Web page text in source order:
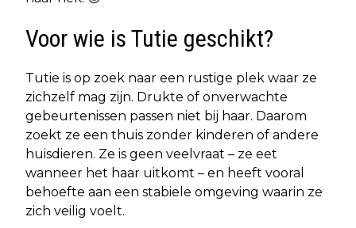
Voor wie is Tutie geschikt?
Tutie is op zoek naar een rustige plek waar ze
zichzelf mag zijn. Drukte of onverwachte
gebeurtenissen passen niet bij haar. Daarom
zoekt ze een thuis zonder kinderen of andere
huisdieren. Ze is geen veelvraat – ze eet
wanneer het haar uitkomt – en heeft vooral
behoefte aan een stabiele omgeving waarin ze
zich veilig voelt.